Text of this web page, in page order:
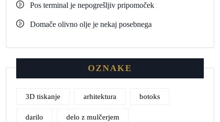
Pos terminal je nepogrešljiv pripomoček
Domače olivno olje je nekaj posebnega
OZNAKE
3D tiskanje arhitektura botoks
darilo delo z mulčerjem